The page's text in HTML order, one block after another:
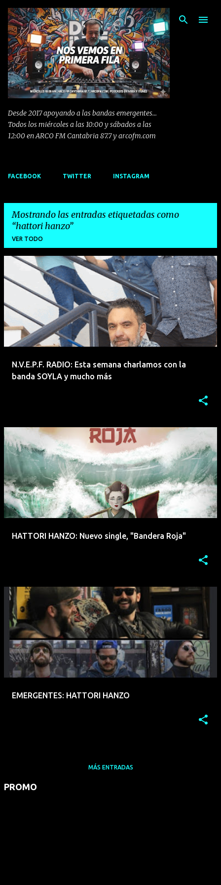
Ir al contenido principal
Desde 2017 apoyando a las bandas emergentes...
Todos los miércoles a las 10:00 y sábados a las
12:00 en ARCO FM Cantabria 87.7 y arcofm.com
FACEBOOK TWITTER INSTAGRAM
Mostrando las entradas etiquetadas como
hattori hanzo
VER TODO
E
t
a
N.V.E.P.F. RADIO: Esta semana charlamos con la
banda SOYLA y mucho más
HATTORI HANZO: Nuevo single, "Bandera Roja"
EMERGENTES: HATTORI HANZO
MÁS ENTRADAS
PROMO